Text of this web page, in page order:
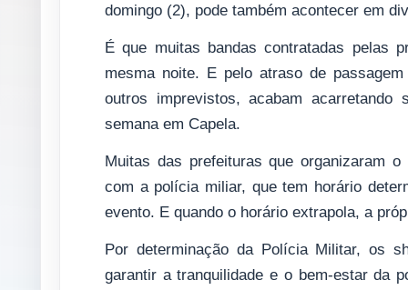
domingo (2), pode também acontecer em
É que muitas bandas contratadas pelas
mesma noite. E pelo atraso de
outros imprevistos, acabam
semana em Capela.
Muitas das prefeituras que organizaram
com a polícia miliar, que tem horário
evento. E quando o horário extrapola, a
Por determinação da Polícia Militar, os
garantir a tranquilidade e o bem-estar da